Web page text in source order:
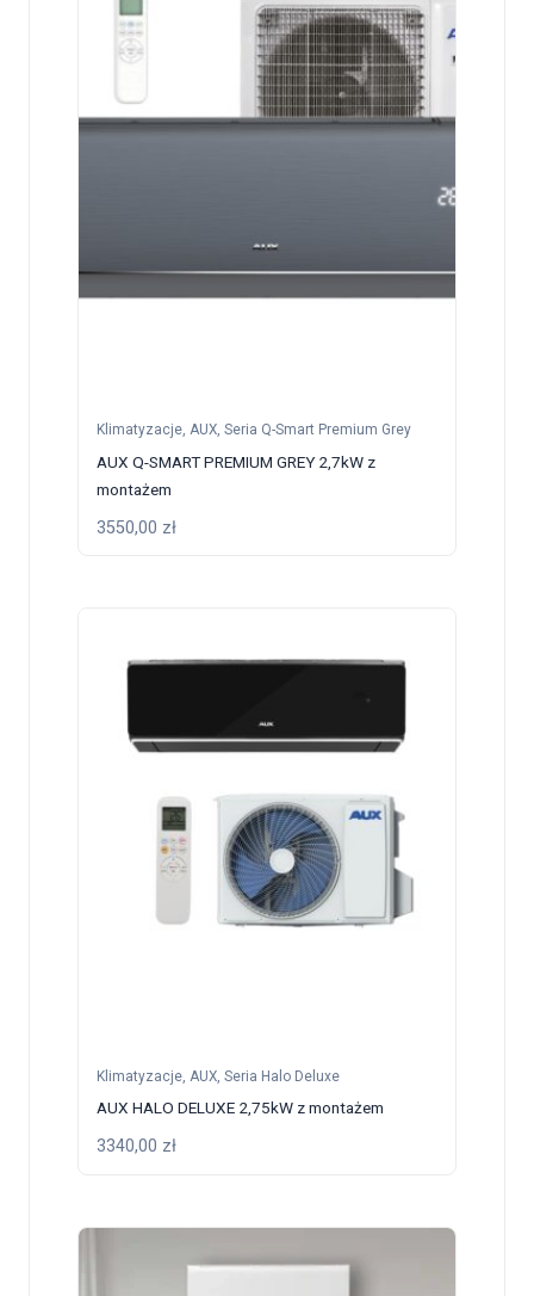
Klimatyzacje,AUX,Seria Q-Smart Premium Grey
AUX Q-SMART PREMIUM GREY 2,7kW z
montażem
3550,00 zł
Klimatyzacje AUX ,Seria Halo Deluxe
AUX HALO DELUXE 2,75kW z montażem
3340,00 zł